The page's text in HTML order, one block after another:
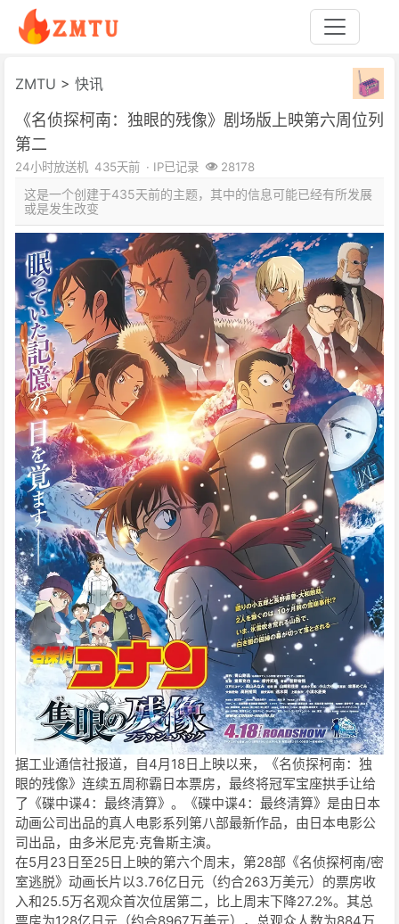
ZMTU > 快讯
《名侦探柯南：独眼的残像》剧场版上映第六周位列
第二
24小时放送机 435天前 · IP已记录 28178
这是一个创建于435天前的主题，其中的信息可能已经有所发展
或是发生改变
据工业通信社报道，自4月18日上映以来，《名侦探柯南：独
眼的残像》连续五周称霸日本票房，最终将冠军宝座拱手让给
了《碟中谍4：最终清算》。《碟中谍4：最终清算》是由日本
动画公司出品的真人电影系列第八部最新作品，由日本电影公
司出品，由多米尼克·克鲁斯主演。
在5月23日至25日上映的第六个周末，第28部《名侦探柯南/密
室逃脱》动画长片以3.76亿日元（约合263万美元）的票房收
入和25.5万名观众首次位居第二，比上周末下降27.2%。其总
票房为128亿日元（约合8967万美元），总观众人数为884万